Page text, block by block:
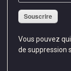
Souscrire
Vous pouvez
de suppression